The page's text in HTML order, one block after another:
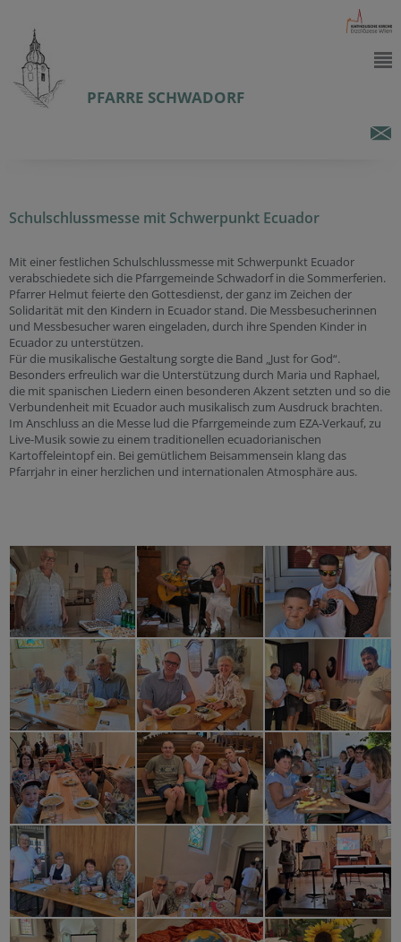
PFARRE SCHWADORF
Schulschlussmesse mit Schwerpunkt Ecuador
Mit einer festlichen Schulschlussmesse mit Schwerpunkt Ecuador
verabschiedete sich die Pfarrgemeinde Schwadorf in die Sommerferien.
Pfarrer Helmut feierte den Gottesdienst, der ganz im Zeichen der
Solidarität mit den Kindern in Ecuador stand. Die Messbesucherinnen
und Messbesucher waren eingeladen, durch ihre Spenden Kinder in
Ecuador zu unterstützen.
Für die musikalische Gestaltung sorgte die Band „Just for God“.
Besonders erfreulich war die Unterstützung durch Maria und Raphael,
die mit spanischen Liedern einen besonderen Akzent setzten und so die
Verbundenheit mit Ecuador auch musikalisch zum Ausdruck brachten.
Im Anschluss an die Messe lud die Pfarrgemeinde zum EZA-Verkauf, zu
Live-Musik sowie zu einem traditionellen ecuadorianischen
Kartoffeleintopf ein. Bei gemütlichem Beisammensein klang das
Pfarrjahr in einer herzlichen und internationalen Atmosphäre aus.